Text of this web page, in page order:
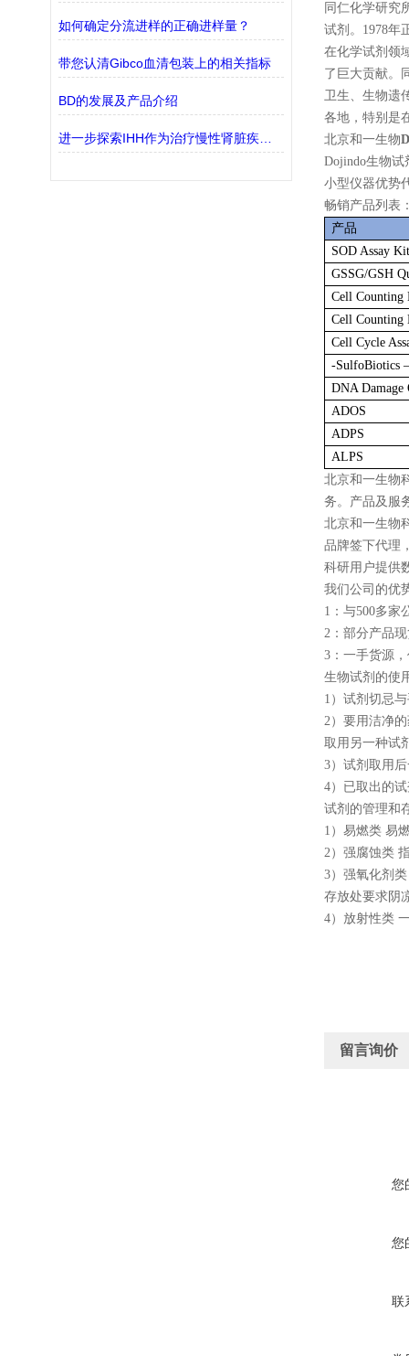
如何确定分流进样的正确进样量？
带您认清Gibco血清包装上的相关指标
BD的发展及产品介绍
进一步探索IHH作为治疗慢性肾脏疾病(CKD)的潜在靶点
同仁化学研究
试剂。1978年
在化学试剂领
了巨大贡献。
卫生、生物遗
各地，特别是
北京和一生物
Dojindo生物
小型仪器优势
畅销产品列表
产品
SOD Assay
GSSG/GSH
Cell Counting
Cell Counting
Cell Cycle
-SulfoBiotics
DNA
ADOS
ADPS
ALPS
北京和一生物
务。产品及服
北京和一生物
品牌签下代理
科研用户提供
我们公司的优
1：与500多家
2：部分产品
3：一手货源
生物试剂的使
1）试剂切忌
2）要用洁净
取用另一种试
3）试剂取用
4）已取出的
试剂的管理和
1）易燃类 易
2）强腐蚀类
3）强氧化剂
存放处要求阴
4）放射性类
留言询价
您
您
联